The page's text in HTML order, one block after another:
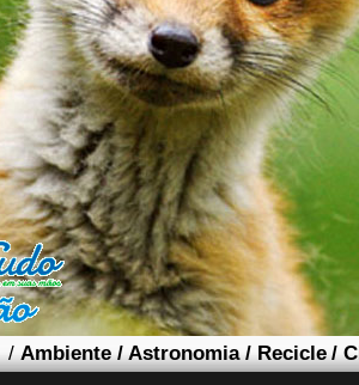
/Ambiente /Astronomia /Recicle /